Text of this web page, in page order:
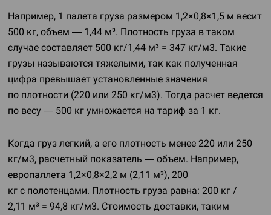
Например, 1 палета груза размером 1,2×0,8×1,5 м весит
500 кг, объем — 1,44 м³. Плотность груза в таком
случае составляет 500 кг/1,44 м³ = 347 кг/м3. Такие
грузы называются тяжелыми, так как полученная
цифра превышает установленные значения
по плотности (220 или 250 кг/м3). Тогда расчет ведется
по весу — 500 кг умножается на тариф за 1 кг.
Когда груз легкий, а его плотность менее 220 или 250
кг/м3, расчетный показатель — объем. Например,
европаллета 1,2×0,8×2,2 м (2,11 м³), 200
кг с полотенцами. Плотность груза равна: 200 кг /
2,11 м³ = 94,8 кг/м3. Стоимость доставки, таким